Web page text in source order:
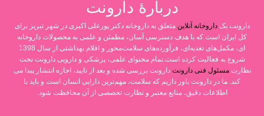
دربارۀ دارونت
دارونت یکداروخانه آنلاین متعلق به داروخانه دکتر پورعلی اکبری در شهر تبریز برای
کل ایران است که با هدف دسترسی آسان، مطمئن و علمی به محصولات داروخانه
ای، مکمل‌های تغذیه‌ای، فرآورده‌های سلامت‌محور و اقلام بهداشتی از سال 1398
شروع به فعالیت کرده است.تمام محتوای علمی، پزشکی و دارویی دارونت تحت
نظارتمسئول فنی دارونت دارونت بررسی شده و بعد از تایید، اجازه انتشار پیدا می
کند. ما در دارونت باور داریم که سلامت، مهم‌ترین دارایی انسان است و باید با
اطلاعات دقیق، منابع معتبر و نظارت تخصصی از آن محافظت شود.